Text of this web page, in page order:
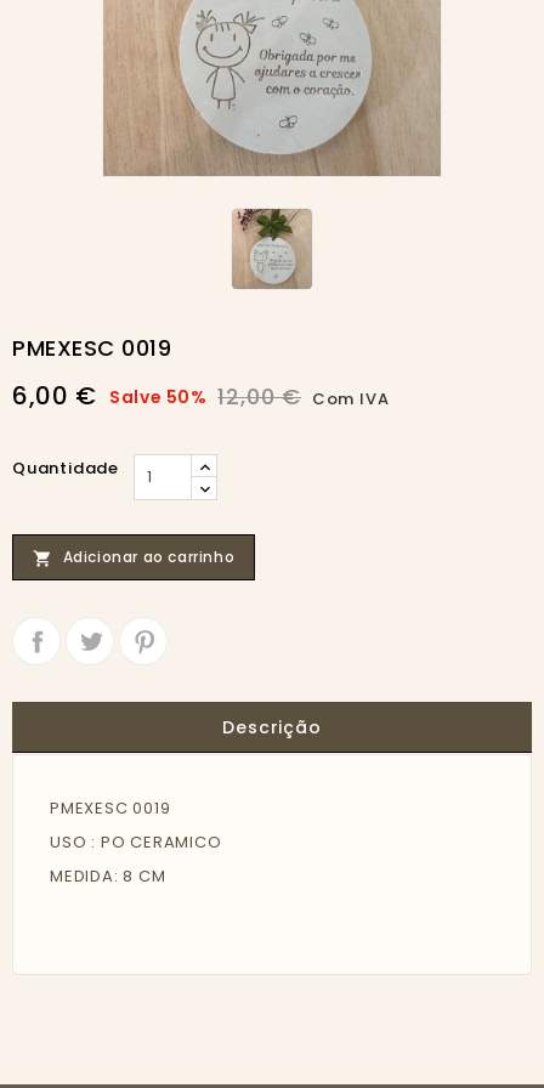
-50%
PMEXESC 0019
6,00 € Salve 50% 12,00 € Com IVA
Quantidade
 Adicionar ao carrinho
Descrição
PMEXESC 0019
USO : PO CERAMICO
MEDIDA: 8 CM